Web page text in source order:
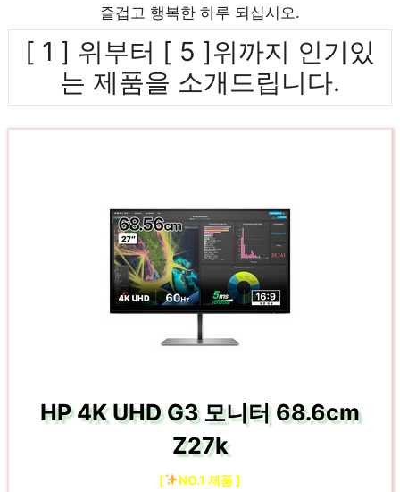
즐겁고 행복한 하루 되십시오.
[ 1 ] 위부터 [ 5 ]위까지 인기있
는 제품을 소개드립니다.
HP 4K UHD G3 모니터 68.6cm
Z27k
[ NO.1 제품 ]